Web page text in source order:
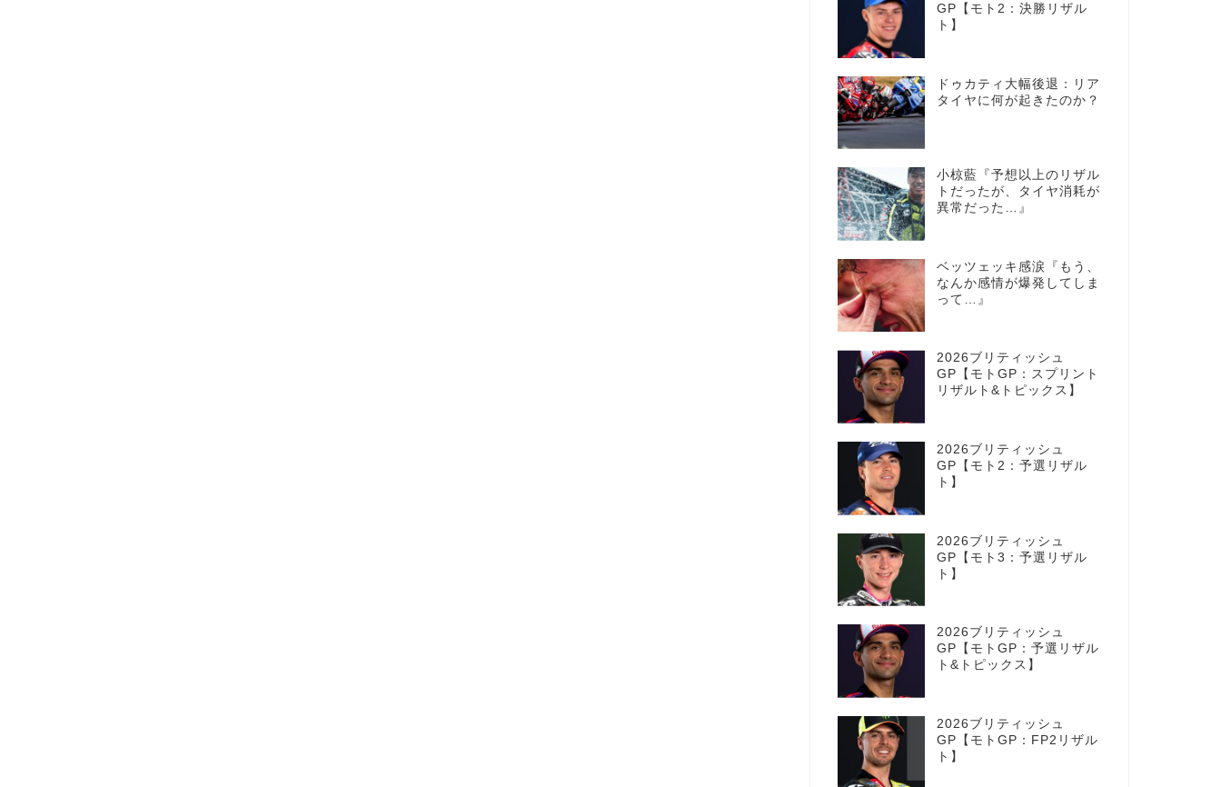
GP【モト2：決勝リザル
ト】
ドゥカティ大幅後退：リア
タイヤに何が起きたのか？
小椋藍『予想以上のリザル
トだったが、タイヤ消耗が
異常だった…』
ベッツェッキ感涙『もう、
なんか感情が爆発してしま
って…』
2026ブリティッシュ
GP【モトGP：スプリント
リザルト&トピックス】
2026ブリティッシュ
GP【モト2：予選リザル
ト】
2026ブリティッシュ
GP【モト3：予選リザル
ト】
2026ブリティッシュ
GP【モトGP：予選リザル
ト&トピックス】
2026ブリティッシュ
GP【モトGP：FP2リザル
ト】